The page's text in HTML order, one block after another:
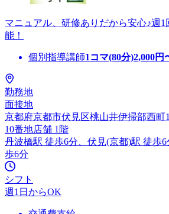
マニュアル、研修ありだから安心♪週
能！
個別指導講師1コマ(80分)2,000円
勤務地
面接地
京都府京都市伏見区桃山井伊掃部西町
10番地店舗 1階
丹波橋駅 徒歩6分、伏見(京都)駅 徒歩
歩6分
シフト
週1日からOK